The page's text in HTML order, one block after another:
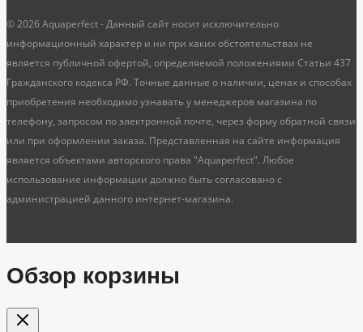
© 2026 Aquaperfect - Данный сайт носит исключительно
информационный характер и ни при каких обстоятельствах не
является публичной офертой, определяемой положениями Статьи 437
Гражданского кодекса РФ. Точные данные о наличии, ценах и способах
приобретения необходимо узнавать у менеджеров магазина по
телефону, запросом по электронной почте, через форму обратной связи
или при оформлении заказа. Представленная на сайте информация
является объектами авторского права "Aquaperfect". Любое
использование информации должно быть согласовано с
администрацией данного интернет-магазина.
Обзор корзины